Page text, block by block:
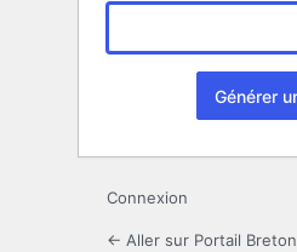
Connexion
← Aller sur Portail Breton